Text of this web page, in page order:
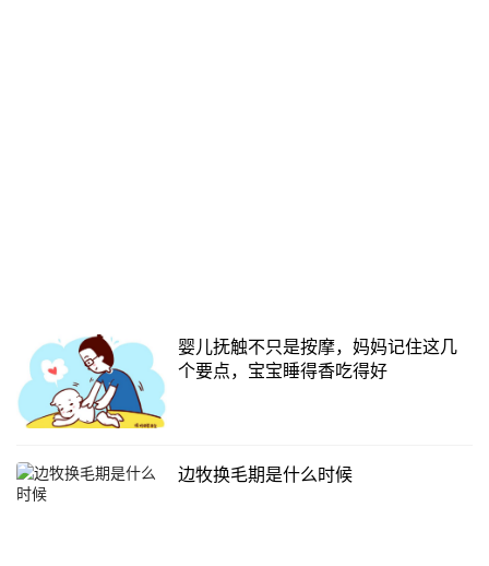
婴儿抚触不只是按摩，妈妈记住这几
个要点，宝宝睡得香吃得好
边牧换毛期是什么时候